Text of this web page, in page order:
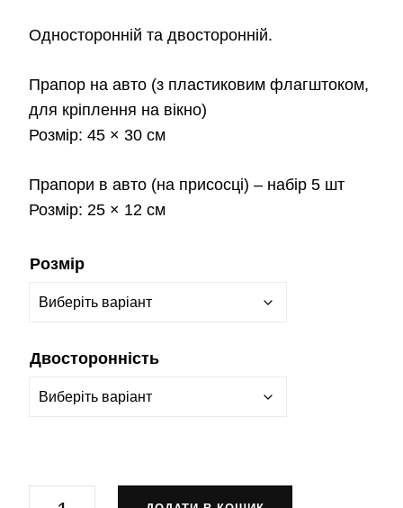
Односторонній та двосторонній.
Прапор на авто (з пластиковим флагштоком,
для кріплення на вікно)
Розмір: 45 × 30 см
Прапори в авто (на присосці) – набір 5 шт
Розмір: 25 × 12 см
Розмір
Двосторонність